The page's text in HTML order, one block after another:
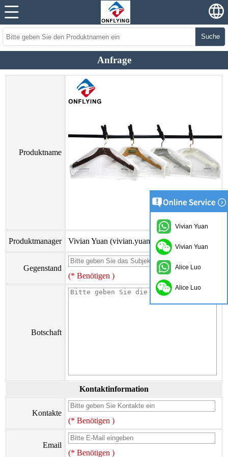
Suche
Anfrage
Produktname
Produktmanager Vivian Yuan (vivian.yuan@onflyingcn.com)
Gegenstand
(* Benötigen )
Botschaft
Kontaktinformation
Kontakte
(* Benötigen )
Email
(* Benötigen )
Vivian Yuan
Vivian Yuan
Alice Luo
Alice Luo